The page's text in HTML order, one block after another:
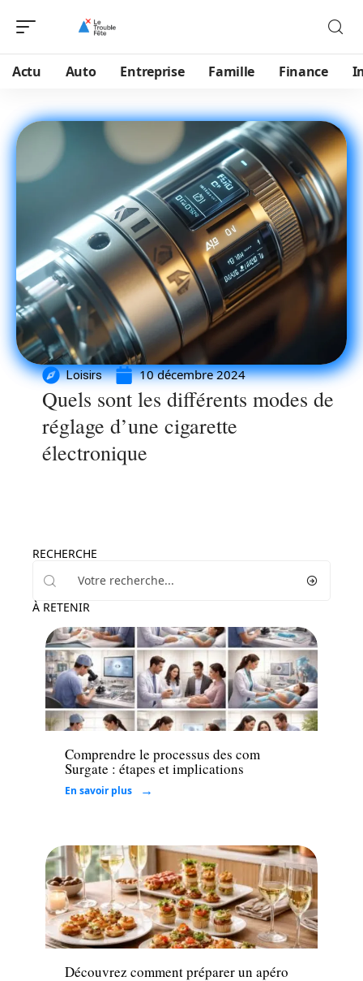
Actu Auto Entreprise Famille Finance
Loisirs 10 décembre 2024
Quels sont les différents modes de
réglage d’une cigarette
électronique
RECHERCHE
À RETENIR
Entreprise
Comprendre le processus des com
Surgate : étapes et implications
En savoir plus
Loisirs
Découvrez comment préparer un apéro